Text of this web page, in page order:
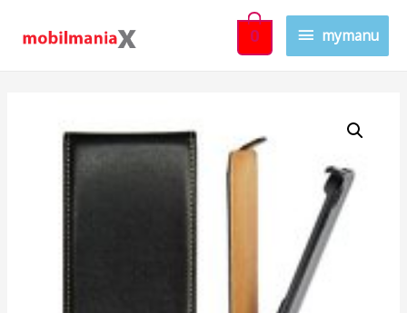
mymanu
0
Sold Out!